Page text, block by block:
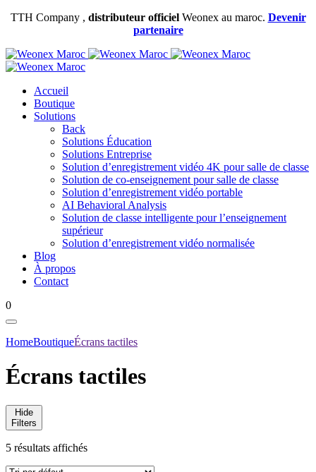
TTH Company , distributeur officiel Weonex au maroc. Devenir
partenaire
Accueil
Boutique
Solutions
Back
Solutions Éducation
Solutions Entreprise
Solution d’enregistrement vidéo 4K pour salle de classe
Solution de co-enseignement pour salle de classe
Solution d’enregistrement vidéo portable
AI Behavioral Analysis
Solution de classe intelligente pour l’enseignement
supérieur
Solution d’enregistrement vidéo normalisée
Blog
À propos
Contact
0
HomeBoutiqueÉcrans tactiles
Écrans tactiles
Hide
Filters
5 résultats affichés